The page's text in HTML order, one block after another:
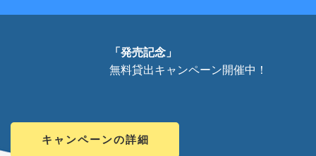
「発売記念」
無料貸出キャンペーン開催中！
キャンペーンの詳細